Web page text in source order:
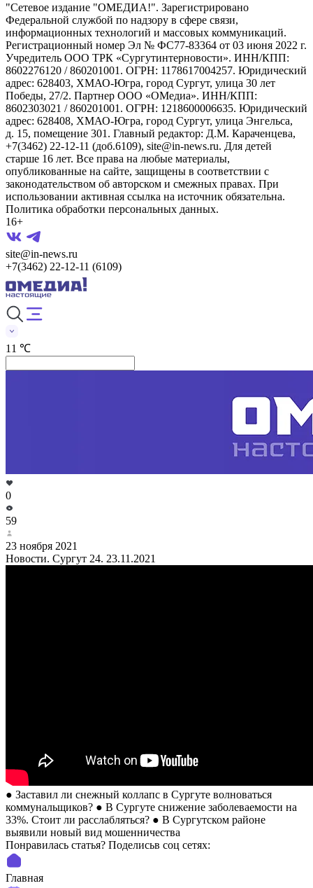
"Сетевое издание "ОМЕДИА!". Зарегистрировано
Федеральной службой по надзору в сфере связи,
информационных технологий и массовых коммуникаций.
Регистрационный номер Эл № ФС77-83364 от 03 июня 2022 г.
Учредитель ООО ТРК «Сургутинтерновости». ИНН/КПП:
8602276120 / 860201001. ОГРН: 1178617004257. Юридический
адрес: 628403, ХМАО-Югра, город Сургут, улица 30 лет
Победы, 27/2. Партнер ООО «ОМедиа». ИНН/КПП:
8602303021 / 860201001. ОГРН: 1218600006635. Юридический
адрес: 628408, ХМАО-Югра, город Сургут, улица Энгельса,
д. 15, помещение 301. Главный редактор: Д.М. Караченцева,
+7(3462) 22-12-11 (доб.6109), site@in-news.ru. Для детей
старше 16 лет. Все права на любые материалы,
опубликованные на сайте, защищены в соответствии с
законодательством об авторском и смежных правах. При
использовании активная ссылка на источник обязательна.
Политика обработки персональных данных.
16+
site@in-news.ru
+7(3462) 22-12-11 (6109)
11 ℃
0
59
23 ноября 2021
Новости. Сургут 24. 23.11.2021
● Заставил ли снежный коллапс в Сургуте волноваться
коммунальщиков? ● В Сургуте снижение заболеваемости на
33%. Стоит ли расслабляться? ● В Сургутском районе
выявили новый вид мошенничества
Понравилась статья? Поделиcьв соц сетях:
Главная